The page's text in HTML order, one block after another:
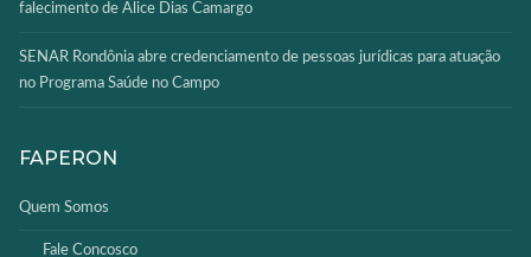
falecimento de Alice Dias Camargo
SENAR Rondônia abre credenciamento de pessoas jurídicas para atuação
no Programa Saúde no Campo
FAPERON
Quem Somos
Fale Concosco